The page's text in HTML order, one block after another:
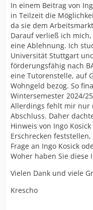
In einem Beitrag von
in Teilzeit die
da sie dem
Darauf verließ ich
eine Ablehnung. Ich
Universität Stuttgart
förderungsfähig nach
eine Tutorenstelle, auf
Wohngeld bezog. So
Wintersemester 2024/
Allerdings fehlt mir nur
Abschluss. Daher
Hinweis von Ingo
Erschrecken
Frage an Ingo Kosick
Woher haben Sie diese
Vielen Dank und viele
Krescho